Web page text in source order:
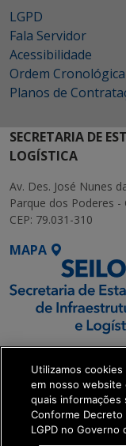
LGPD
Fala Servidor
Acessibilidade
Ordem
Planos de
SECRETARIA DE
LOGÍSTICA
Av. Des. José Nunes
Parque dos Poderes
CEP: 79.031-310
MAPA
SETDIG |
Executiva de
Transformação
get_footer();
Utilizamos
em nosso website
quais informações
Conforme
LGPD no Governo